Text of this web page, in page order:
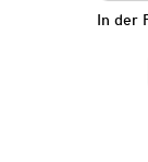
In der